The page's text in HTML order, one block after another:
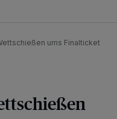
ums Finalticket